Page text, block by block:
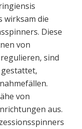
wirksam die
Diese
von
sind
von
aus.